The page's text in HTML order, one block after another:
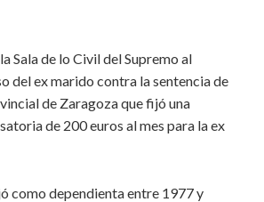
Sala de lo Civil del Supremo al
del ex marido contra la sentencia de
de Zaragoza que fijó una
de 200 euros al mes para la ex
como dependienta entre 1977 y